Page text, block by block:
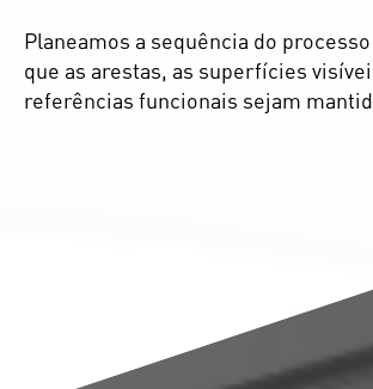
Planeamos a sequência do
que as arestas, as superfícies
referências funcionais sejam